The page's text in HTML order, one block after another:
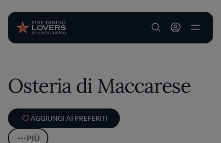
User account
Osteria di Maccarese
AGGIUNGI AI PREFERITI
PIÙ